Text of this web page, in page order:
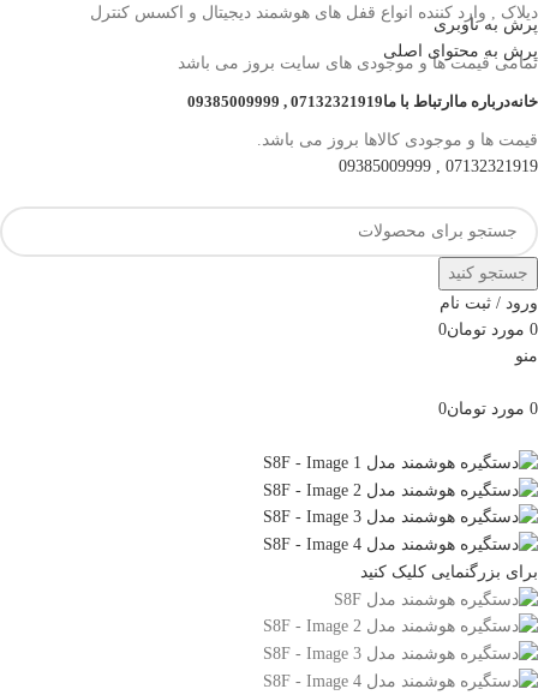
پرش به ناوبری
پرش به محتوای اصلی
دیلاک , وارد کننده انواع قفل های هوشمند دیجیتال و اکسس کنترل
تمامی قیمت ها و موجودی های سایت بروز می باشد
خانهدرباره ما ارتباط با ما07132321919 , 09385009999
قیمت ها و موجودی کالاها بروز می باشد.
07132321919 , 09385009999
جستجو کنید
ورود / ثبت نام
0 مورد تومان0
منو
0 مورد تومان0
برای بزرگنمایی کلیک کنید